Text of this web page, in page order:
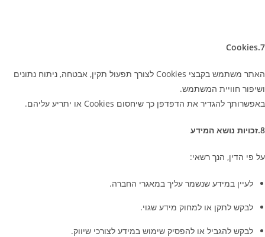
Cookies.7
האתר משתמש בקבצי
לצורך תפעול תקין, אבטחה, ניתוח נתונים
ושיפור חוויית המשתמש.
באפשרותך להגדיר את הדפדפן כך שיחסום
או יתריע עליהם.
8.זכויות נושא המידע
על פי הדין, הנך רשאי:
לעיין במידע שנשמר עליך במאגרי החברה.
לבקש לתקן או למחוק מידע שגוי.
לבקש להגביל או להפסיק שימוש במידע לצורכי שיווק.